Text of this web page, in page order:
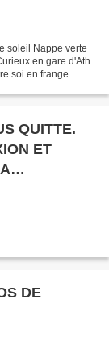
soleil Nappe verte
en gare d'Ath
soi en frange
QUITTE.
ET
ET
LA FIERTE
DE